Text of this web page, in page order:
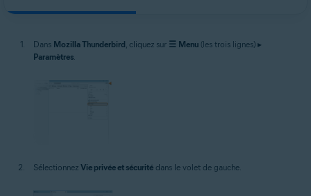
Dans Mozilla Thunderbird, cliquez sur ☰ Menu (les trois lignes) ▸
Paramètres.
Sélectionnez Vie privée et sécurité dans le volet de gauche.